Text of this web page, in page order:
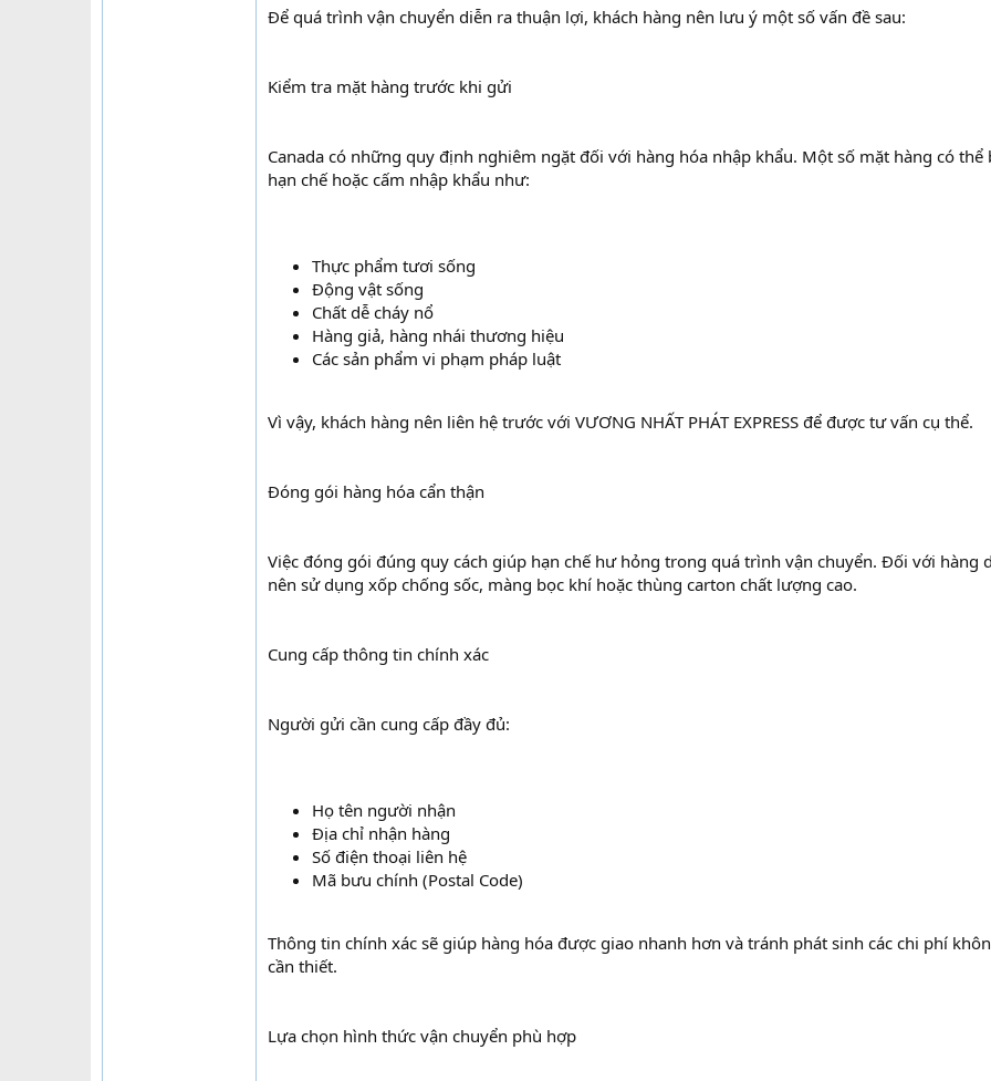
Để quá trình vận chuyển diễn ra thuận lợi, khách hàng nên lưu ý một số vấn đề sau:
Kiểm tra mặt hàng trước khi gửi
Canada có những quy định nghiêm ngặt đối với hàng hóa nhập khẩu. Một số mặt hàng có thể
hạn chế hoặc cấm nhập khẩu như:
Thực phẩm tươi sống
Động vật sống
Chất dễ cháy nổ
Hàng giả, hàng nhái thương hiệu
Các sản phẩm vi phạm pháp luật
Vì vậy, khách hàng nên liên hệ trước với VƯƠNG NHẤT PHÁT EXPRESS để được tư vấn cụ thể.
Đóng gói hàng hóa cẩn thận
Việc đóng gói đúng quy cách giúp hạn chế hư hỏng trong quá trình vận chuyển. Đối với hàng
nên sử dụng xốp chống sốc, màng bọc khí hoặc thùng carton chất lượng cao.
Cung cấp thông tin chính xác
Người gửi cần cung cấp đầy đủ:
Họ tên người nhận
Địa chỉ nhận hàng
Số điện thoại liên hệ
Mã bưu chính (Postal Code)
Thông tin chính xác sẽ giúp hàng hóa được giao nhanh hơn và tránh phát sinh các chi phí
cần thiết.
Lựa chọn hình thức vận chuyển phù hợp